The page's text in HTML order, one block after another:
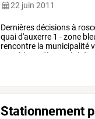
22 juin 2011
Dernièresdécisionsà
quaid'auxerre 1 -zone
rencontre la municipalité
procédant,
dès été, à
Stationnement